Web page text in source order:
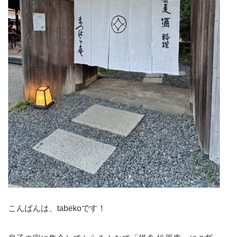
こんばんは、tabekoです！